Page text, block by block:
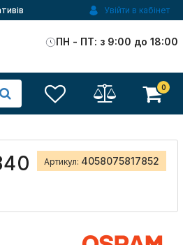
Увійти в кабінет
ПН - ПТ: з 9:00 до 18:00
0
Артикул: 4058075817852